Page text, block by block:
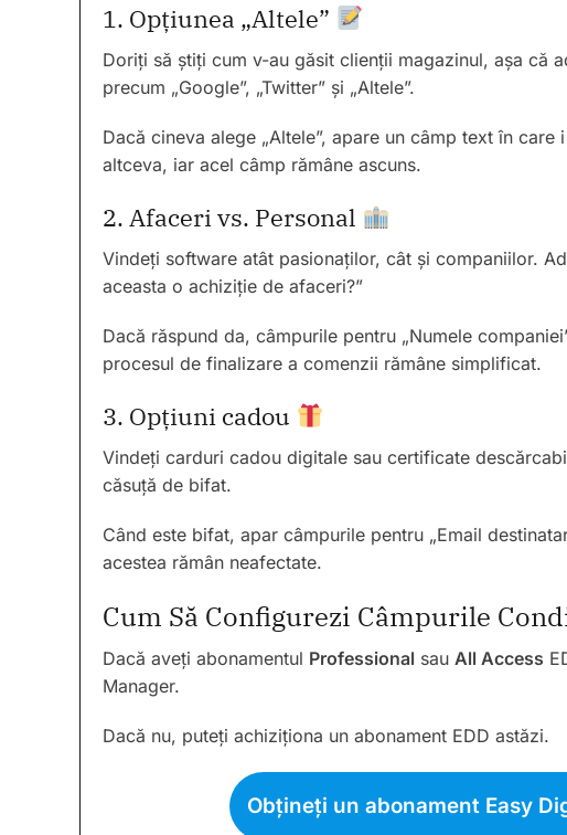
1. Opțiunea „Altele”
Doriți să știți cum v-au găsit clienții magazinul, așa că
precum „Google”, „Twitter” și „Altele”.
Dacă cineva alege „Altele”, apare un câmp text în
altceva, iar acel câmp rămâne ascuns.
2. Afaceri vs. Personal
Vindeți software atât pasionaților, cât și companiilor.
aceasta o achiziție de afaceri?”
Dacă răspund da, câmpurile pentru „Numele
procesul de finalizare a comenzii rămâne simplificat.
3. Opțiuni cadou
Vindeți carduri cadou digitale sau certificate
căsuță de bifat.
Când este bifat, apar câmpurile pentru „Email
acestea rămân neafectate.
Cum Să Configurezi Câmpurile
Dacă aveți abonamentul Professional sau All Access
Manager.
Dacă nu, puteți achiziționa un abonament EDD astăzi.
Obțineți un abonament Easy